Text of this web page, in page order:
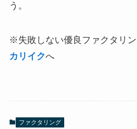
う。
※失敗しない優良ファクタリ
カリイクへ
ファクタリング